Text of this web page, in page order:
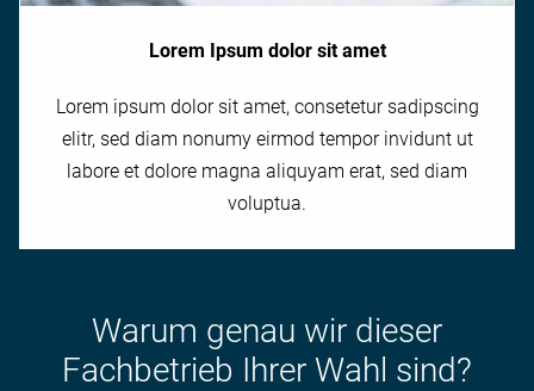
Lorem Ipsum dolor sit amet
Lorem ipsum dolor sit amet, consetetur sadipscing
elitr, sed diam nonumy eirmod tempor invidunt ut
labore et dolore magna aliquyam erat, sed diam
voluptua.
Warum genau wir dieser
Fachbetrieb Ihrer Wahl sind?